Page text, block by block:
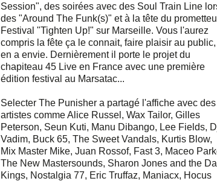
Session", des soirées avec des Soul Train Line
des "Around The Funk(s)" et à la tête du
Festival "Tighten Up!" sur Marseille. Vous l'aurez
compris la fête ça le connait, faire plaisir au public,
en a envie. Dernièrement il porte le projet du
chapiteau 45 Live en France avec une première
édition festival au Marsatac...
Selecter The Punisher a partagé l'affiche avec des
artistes comme Alice Russel, Wax Tailor, Gilles
Peterson, Seun Kuti, Manu Dibango, Lee Fields,
Vadim, Buck 65, The Sweet Vandals, Kurtis Blow,
Mix Master Mike, Juan Rossof, Fast 3, Maceo
The New Mastersounds, Sharon Jones and the
Kings, Nostalgia 77, Eric Truffaz, Maniacx, Hocus